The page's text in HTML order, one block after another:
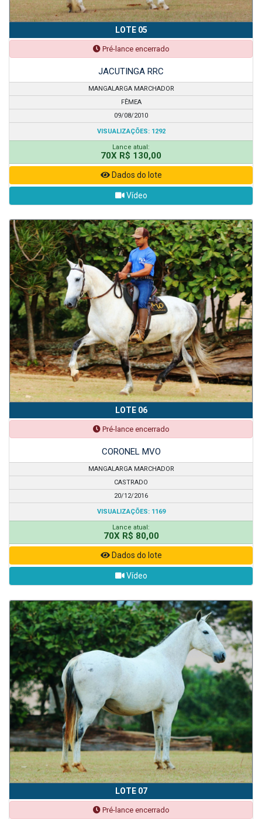
LOTE 05
Pré-lance encerrado
JACUTINGA RRC
MANGALARGA MARCHADOR
FÊMEA
09/08/2010
VISUALIZAÇÕES: 1292
Lance atual:
70X R$ 130,00
Dados do lote
Vídeo
LOTE 06
Pré-lance encerrado
CORONEL MVO
MANGALARGA MARCHADOR
CASTRADO
20/12/2016
VISUALIZAÇÕES: 1169
Lance atual:
70X R$ 80,00
Dados do lote
Vídeo
LOTE 07
Pré-lance encerrado